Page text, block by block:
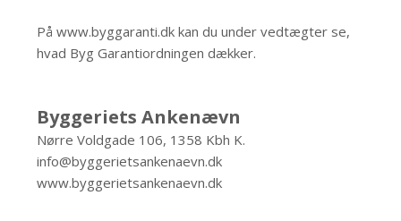
På www.byggaranti.dkkan du under vedtægter se,
hvad Byg Garantiordningen dækker.
Byggeriets Ankenævn
Nørre Voldgade 106, 1358 Kbh K.
info@byggerietsankenaevn.dk
www.byggerietsankenaevn.dk